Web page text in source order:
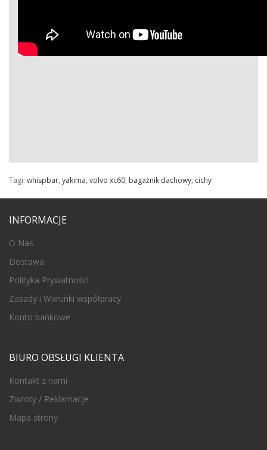
Tagi: whispbar, yakima, volvo xc60, bagażnik dachowy, cichy
INFORMACJE
O Nas
Dostawa
Polityka Prywatności
Zasady i Warunki współpracy
Konto bankowe
BIURO OBSŁUGI KLIENTA
Kontakt z nami
Zwroty / Reklamacje
Mapa strony